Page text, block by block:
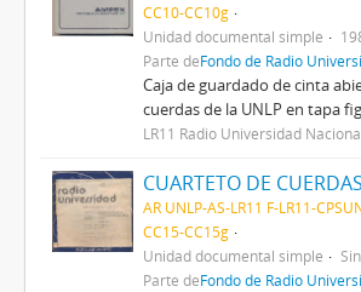
CC10-CC10g
Unidad documental simple
Parte deFondo de Radio
Caja de guardado de cinta
cuerdas de la UNLP en tapa
LR11 Radio Universidad
AR UNLP-AS-LR11 F-LR11-
CC15-CC15g
Unidad documental simple
Parte deFondo de Radio